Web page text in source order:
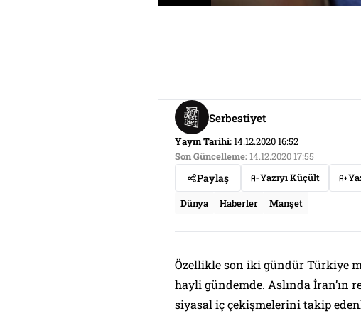
Serbestiyet
Yayın Tarihi:14.12.2020 16:52
Son Güncelleme: 14.12.2020 17:55
Paylaş Yazıyı Küçült
Dünya
Haberler Manşet
Özellikle son iki gündür Türkiye
hayli gündemde. Aslında İran’ın
siyasal iç çekişmelerini takip